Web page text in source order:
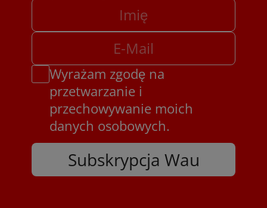
Subskrypcja Wau
Wyrażam zgodę na
przetwarzanie i
przechowywanie moich
danych osobowych.